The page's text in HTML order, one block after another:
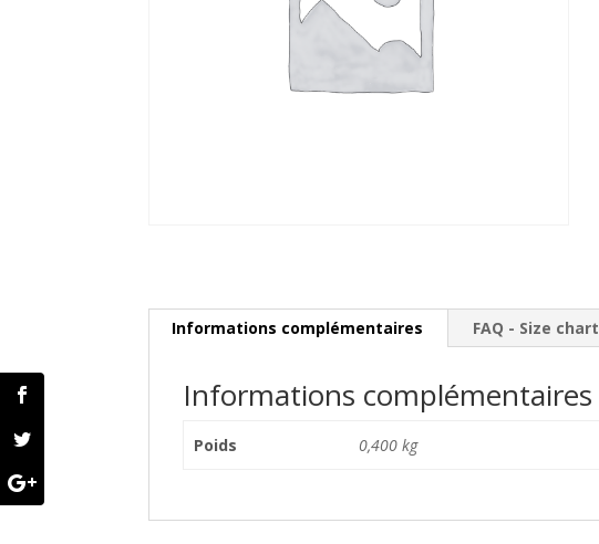
Informations complémentaires FAQ - Size chart
Informations complémentaires
Poids 0,400 kg